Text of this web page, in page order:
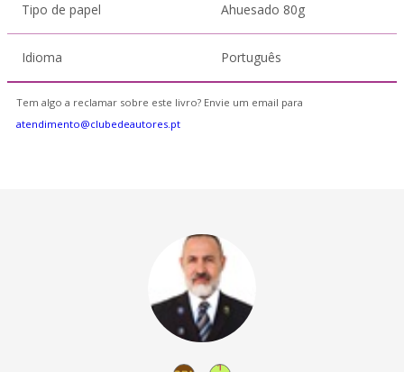
Tipo de papel Ahuesado 80g
Idioma Português
Tem algo a reclamar sobre este livro? Envie um email para
atendimento@clubedeautores.pt